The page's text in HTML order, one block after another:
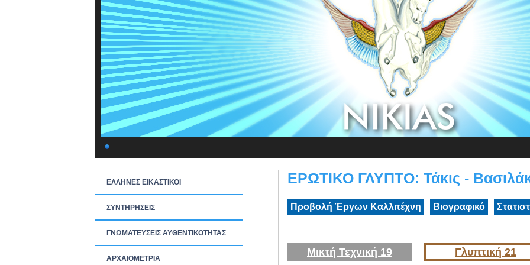
ΕΛΛΗΝΕΣ ΕΙΚΑΣΤΙΚΟΙ
ΣΥΝΤΗΡΗΣΕΙΣ
ΓΝΩΜΑΤΕΥΣΕΙΣ ΑΥΘΕΝΤΙΚΟΤΗΤΑΣ
ΑΡΧΑΙΟΜΕΤΡΙΑ
ΕΡΩΤΙΚΟ ΓΛΥΠΤΟ: Τάκις -
Προβολή Έργων Καλλιτέχνη Βιογραφικό
Μικτή Τεχνική 19 Γλυπτική 21